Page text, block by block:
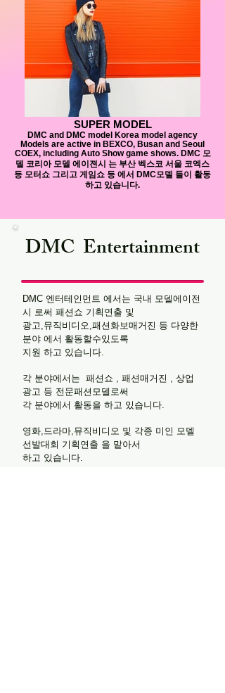
SUPER MODEL
DMC and DMC model Korea model agency
Models are active in BEXCO, Busan and Seoul
COEX, including Auto Show game shows. DMC 모
델 코리아 모델 에이젼시 는 부산 벡스코 서울 코엑스
등 모터쇼 그리고 게임쇼 등 에서 DMC모델 들이 활동
하고 있습니다.
DMC Entertainment
DMC 엔터테인먼트 에서는 국내 모델에이전
시 로써 패션쇼 기획연출 및
광고,뮤직비디오,패션화보매거진 등 다양한
분야 에서 활동할수있도록
지원 하고 있습니다.
각 분야에서는 패션쇼 , 패션매거진 , 상업
광고 등 전문패션모델로써
각 분야에서 활동을 하고 있습니다.
영화,드라마,뮤직비디오 및 각종 미인 모델
선발대회 기획연출 을 맡아서
하고 있습니다.